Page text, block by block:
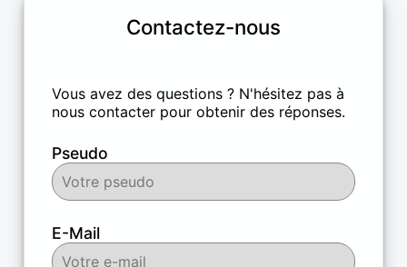
Contactez-nous
Vous avez des questions ? N'hésitez pas à
nous contacter pour obtenir des réponses.
Pseudo
E-Mail